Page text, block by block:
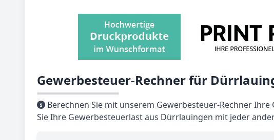
Gewerbesteuer-Rechner für
Berechnen Sie mit unserem Gewerbesteuer-Rechner
Sie Ihre Gewerbesteuerlast aus Dürrlauingen mit jeder